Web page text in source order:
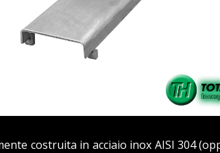
costruita in acciaio inox AISI 304